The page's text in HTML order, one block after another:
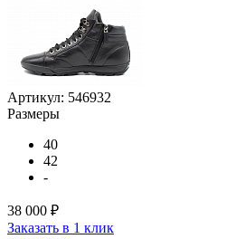
Артикул: 546932
Размеры
40
42
-
38 000 ₽
Заказать в 1 клик